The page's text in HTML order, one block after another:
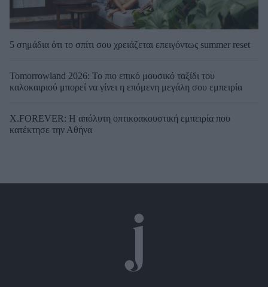
5 σημάδια ότι το σπίτι σου χρειάζεται επειγόντως summer reset
Tomorrowland 2026: Το πιο επικό μουσικό ταξίδι του
καλοκαιριού μπορεί να γίνει η επόμενη μεγάλη σου εμπειρία
X.FOREVER: Η απόλυτη οπτικοακουστική εμπειρία που
κατέκτησε την Αθήνα